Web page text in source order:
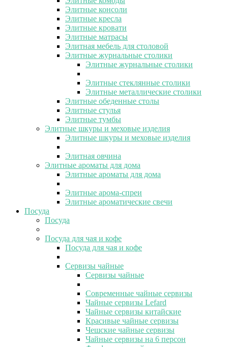
Элитные консоли
Элитные кресла
Элитные кровати
Элитные матрасы
Элитная мебель для столовой
Элитные журнальные столики
Элитные журнальные столики
Элитные стеклянные столики
Элитные металлические столики
Элитные обеденные столы
Элитные стулья
Элитные тумбы
Элитные шкуры и меховые изделия
Элитные шкуры и меховые изделия
Элитная овчина
Элитные ароматы для дома
Элитные ароматы для дома
Элитные арома-спреи
Элитные ароматические свечи
Посуда
Посуда
Посуда для чая и кофе
Посуда для чая и кофе
Сервизы чайные
Сервизы чайные
Современные чайные сервизы
Чайные сервизы Lefard
Чайные сервизы китайские
Красивые чайные сервизы
Чешские чайные сервизы
Чайные сервизы на 6 персон